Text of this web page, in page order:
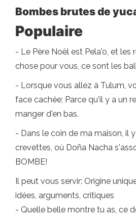
Bombes brutes de
Populaire
- Le Père Noël est Pela'o, et les
chose pour vous, ce sont les
- Lorsque vous allez à Tulum,
face cachée; Parce qu'il y a un
manger d'en bas.
- Dans le coin de ma maison, il
crevettes, où Doña Nacha
BOMBE!
Il peut vous servir: Origine
idées, arguments, critiques
- Quelle belle montre tu as, ce